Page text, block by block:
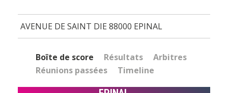
AVENUE DE SAINT DIE 88000 EPINAL
Boîte de score Résultats
Arbitres
Réunions passées
Timeline